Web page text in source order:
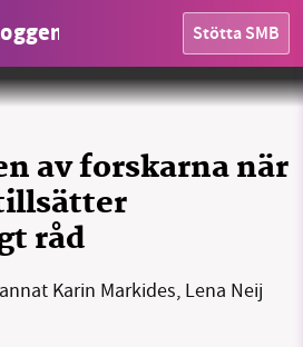
Stötta SMB
Sparade inlägg Tipsa oss
av forskarna när
råd
Karin Markides, Lena Neij
Foto:M. Axelsson/Azote